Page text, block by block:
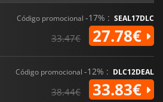
Código promocional -17% : SEAL17DLC
33.47€ 27.78€
Código promocional -12% : DLC12DEAL
38.44€ 33.83€